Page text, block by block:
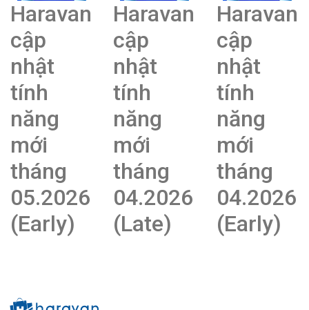
Haravan
cập
nhật
tính
năng
mới
tháng
05.2026
(Early)
Haravan
cập
nhật
tính
năng
mới
tháng
04.2026
(Late)
Haravan
cập
nhật
tính
năng
mới
tháng
04.2026
(Early)